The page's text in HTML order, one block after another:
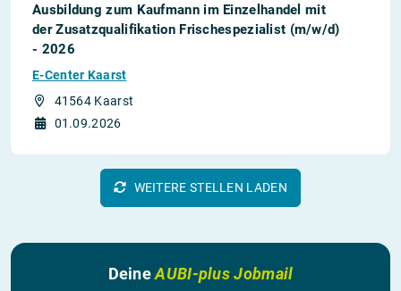
Ausbildung zum Kaufmann im Einzelhandel mit
der Zusatzqualifikation Frischespezialist (m/w/d)
- 2026
E-Center Kaarst
41564 Kaarst
01.09.2026
WEITERE STELLEN LADEN
DeineAUBI-plus Jobmail